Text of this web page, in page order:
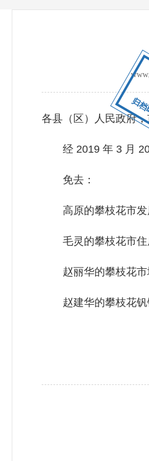
归
各县（区）人民政府
经 2019 年 3 月 20
免去：
高原的攀枝花市发
毛灵的攀枝花市住
赵丽华的攀枝花市
赵建华的攀枝花钒